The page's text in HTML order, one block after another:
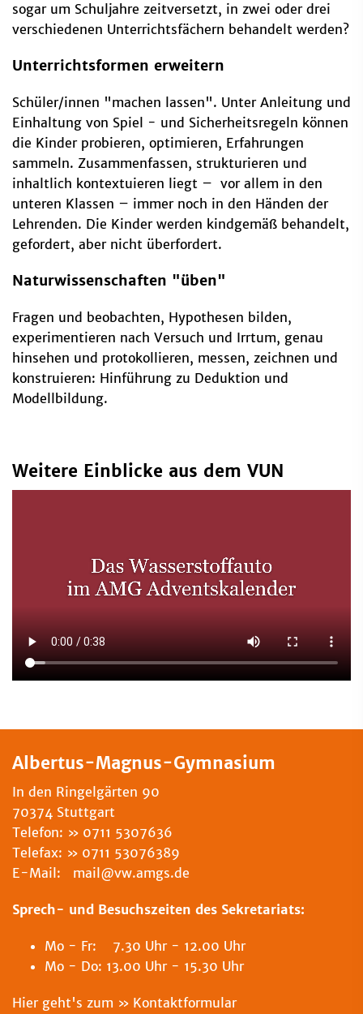
sogar um Schuljahre zeitversetzt, in zwei oder drei
verschiedenen Unterrichtsfächern behandelt werden?
Unterrichtsformen erweitern
Schüler/innen "machen lassen". Unter Anleitung und
Einhaltung von Spiel - und Sicherheitsregeln können
die Kinder probieren, optimieren, Erfahrungen
sammeln. Zusammenfassen, strukturieren und
inhaltlich kontextuieren liegt – vor allem in den
unteren Klassen – immer noch in den Händen der
Lehrenden. Die Kinder werden kindgemäß behandelt,
gefordert, aber nicht überfordert.
Naturwissenschaften "üben"
Fragen und beobachten, Hypothesen bilden,
experimentieren nach Versuch und Irrtum, genau
hinsehen und protokollieren, messen, zeichnen und
konstruieren: Hinführung zu Deduktion und
Modellbildung.
Weitere Einblicke aus dem VUN
Albertus-Magnus-Gymnasium
In den Ringelgärten 90
70374 Stuttgart
Telefon:
0711 5307636
Telefax:
0711 53076389
E-Mail: mail@vw.amgs.de
Sprech- und Besuchszeiten des Sekretariats:
Mo - Fr: 7.30 Uhr - 12.00 Uhr
Mo - Do: 13.00 Uhr - 15.30 Uhr
Hier geht's zum Kontaktformular